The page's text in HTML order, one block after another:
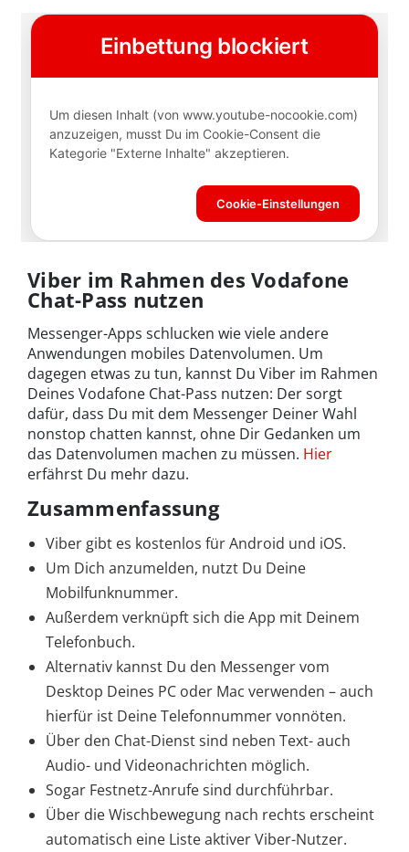
Viber im Rahmen des Vodafone
Chat-Pass nutzen
Messenger-Apps schlucken wie viele andere
Anwendungen mobiles Datenvolumen. Um
dagegen etwas zu tun, kannst Du Viber im Rahmen
Deines Vodafone Chat-Pass nutzen: Der sorgt
dafür, dass Du mit dem Messenger Deiner Wahl
nonstop chatten kannst, ohne Dir Gedanken um
das Datenvolumen machen zu müssen. Hier
erfährst Du mehr dazu.
Zusammenfassung
Viber gibt es kostenlos für Android und iOS.
Um Dich anzumelden, nutzt Du Deine
Mobilfunknummer.
Außerdem verknüpft sich die App mit Deinem
Telefonbuch.
Alternativ kannst Du den Messenger vom
Desktop Deines PC oder Mac verwenden – auch
hierfür ist Deine Telefonnummer vonnöten.
Über den Chat-Dienst sind neben Text- auch
Audio- und Videonachrichten möglich.
Sogar Festnetz-Anrufe sind durchführbar.
Über die Wischbewegung nach rechts erscheint
automatisch eine Liste aktiver Viber-Nutzer.